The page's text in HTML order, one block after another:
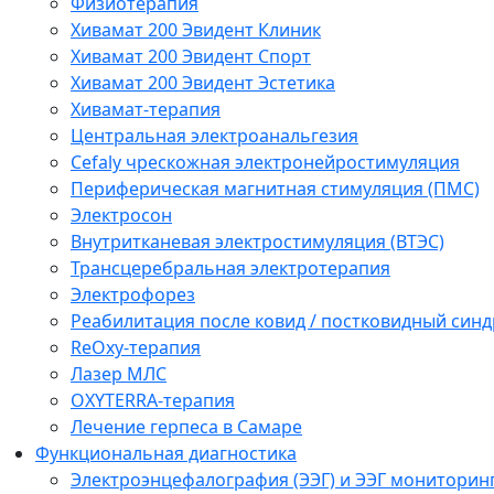
Хивамат 200 Эвидент Клиник
Хивамат 200 Эвидент Спорт
Хивамат 200 Эвидент Эстетика
Хивамат-терапия
Центральная электроанальгезия
Cefaly чреcкожная электронейростимуляция
Периферическая магнитная стимуляция (ПМС)
Электросон
Внутритканевая электростимуляция (ВТЭС)
Трансцеребральная электротерапия
Электрофорез
Реабилитация после ковид / постковидный
ReOxy-терапия
Лазер МЛС
OXYTERRA-терапия
Лечение герпеса в Самаре
Функциональная диагностика
Электроэнцефалография (ЭЭГ) и ЭЭГ